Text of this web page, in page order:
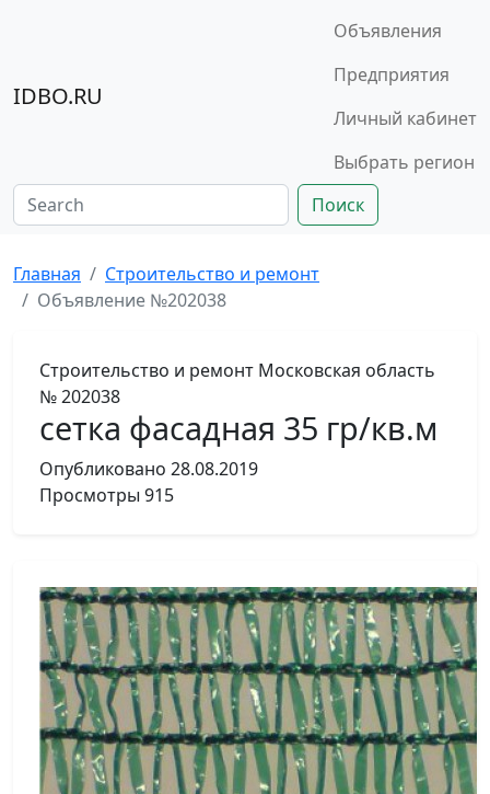
IDBO.RU
Объявления
Предприятия
Личный кабинет
Выбрать регион
Поиск
Главная
Строительство и ремонт
Объявление №202038
Строительство и ремонт Московская область
№ 202038
сетка фасадная 35 гр/кв.м
Опубликовано 28.08.2019
Просмотры 915